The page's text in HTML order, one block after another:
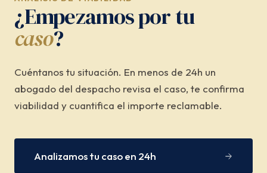
¿Empezamos por tu
caso?
Cuéntanos tu situación. En menos de 24h un
abogado del despacho revisa el caso, te confirma
viabilidad y cuantifica el importe reclamable.
Analizamos tu caso en 24h